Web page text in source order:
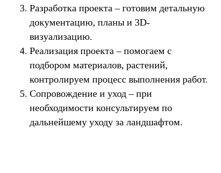
Разработка проекта – готовим детальную
документацию, планы и 3D-
визуализацию.
Реализация проекта – помогаем с
подбором материалов, растений,
контролируем процесс выполнения работ.
Сопровождение и уход – при
необходимости консультируем по
дальнейшему уходу за ландшафтом.